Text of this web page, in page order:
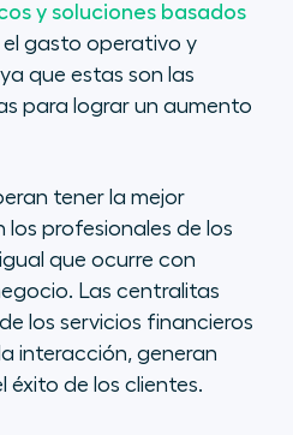
y soluciones basados
gasto operativo y
que estas son las
para lograr un aumento
tener la mejor
los profesionales de los
que ocurre con
Las centralitas
los servicios financieros
interacción, generan
de los clientes.